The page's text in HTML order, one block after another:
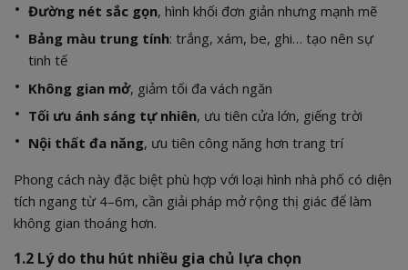
Đường nét sắc gọn, hình khối đơn giản nhưng mạnh mẽ
Bảng màu trung tính: trắng, xám, be, ghi… tạo nên sự
tinh tế
Không gian mở, giảm tối đa vách ngăn
Tối ưu ánh sáng tự nhiên, ưu tiên cửa lớn, giếng trời
Nội thất đa năng, ưu tiên công năng hơn trang trí
Phong cách này đặc biệt phù hợp với loại hình nhà phố có diện
tích ngang từ 4–6m, cần giải pháp mở rộng thị giác để làm
không gian thoáng hơn.
1.2 Lý do thu hút nhiều gia chủ lựa chọn